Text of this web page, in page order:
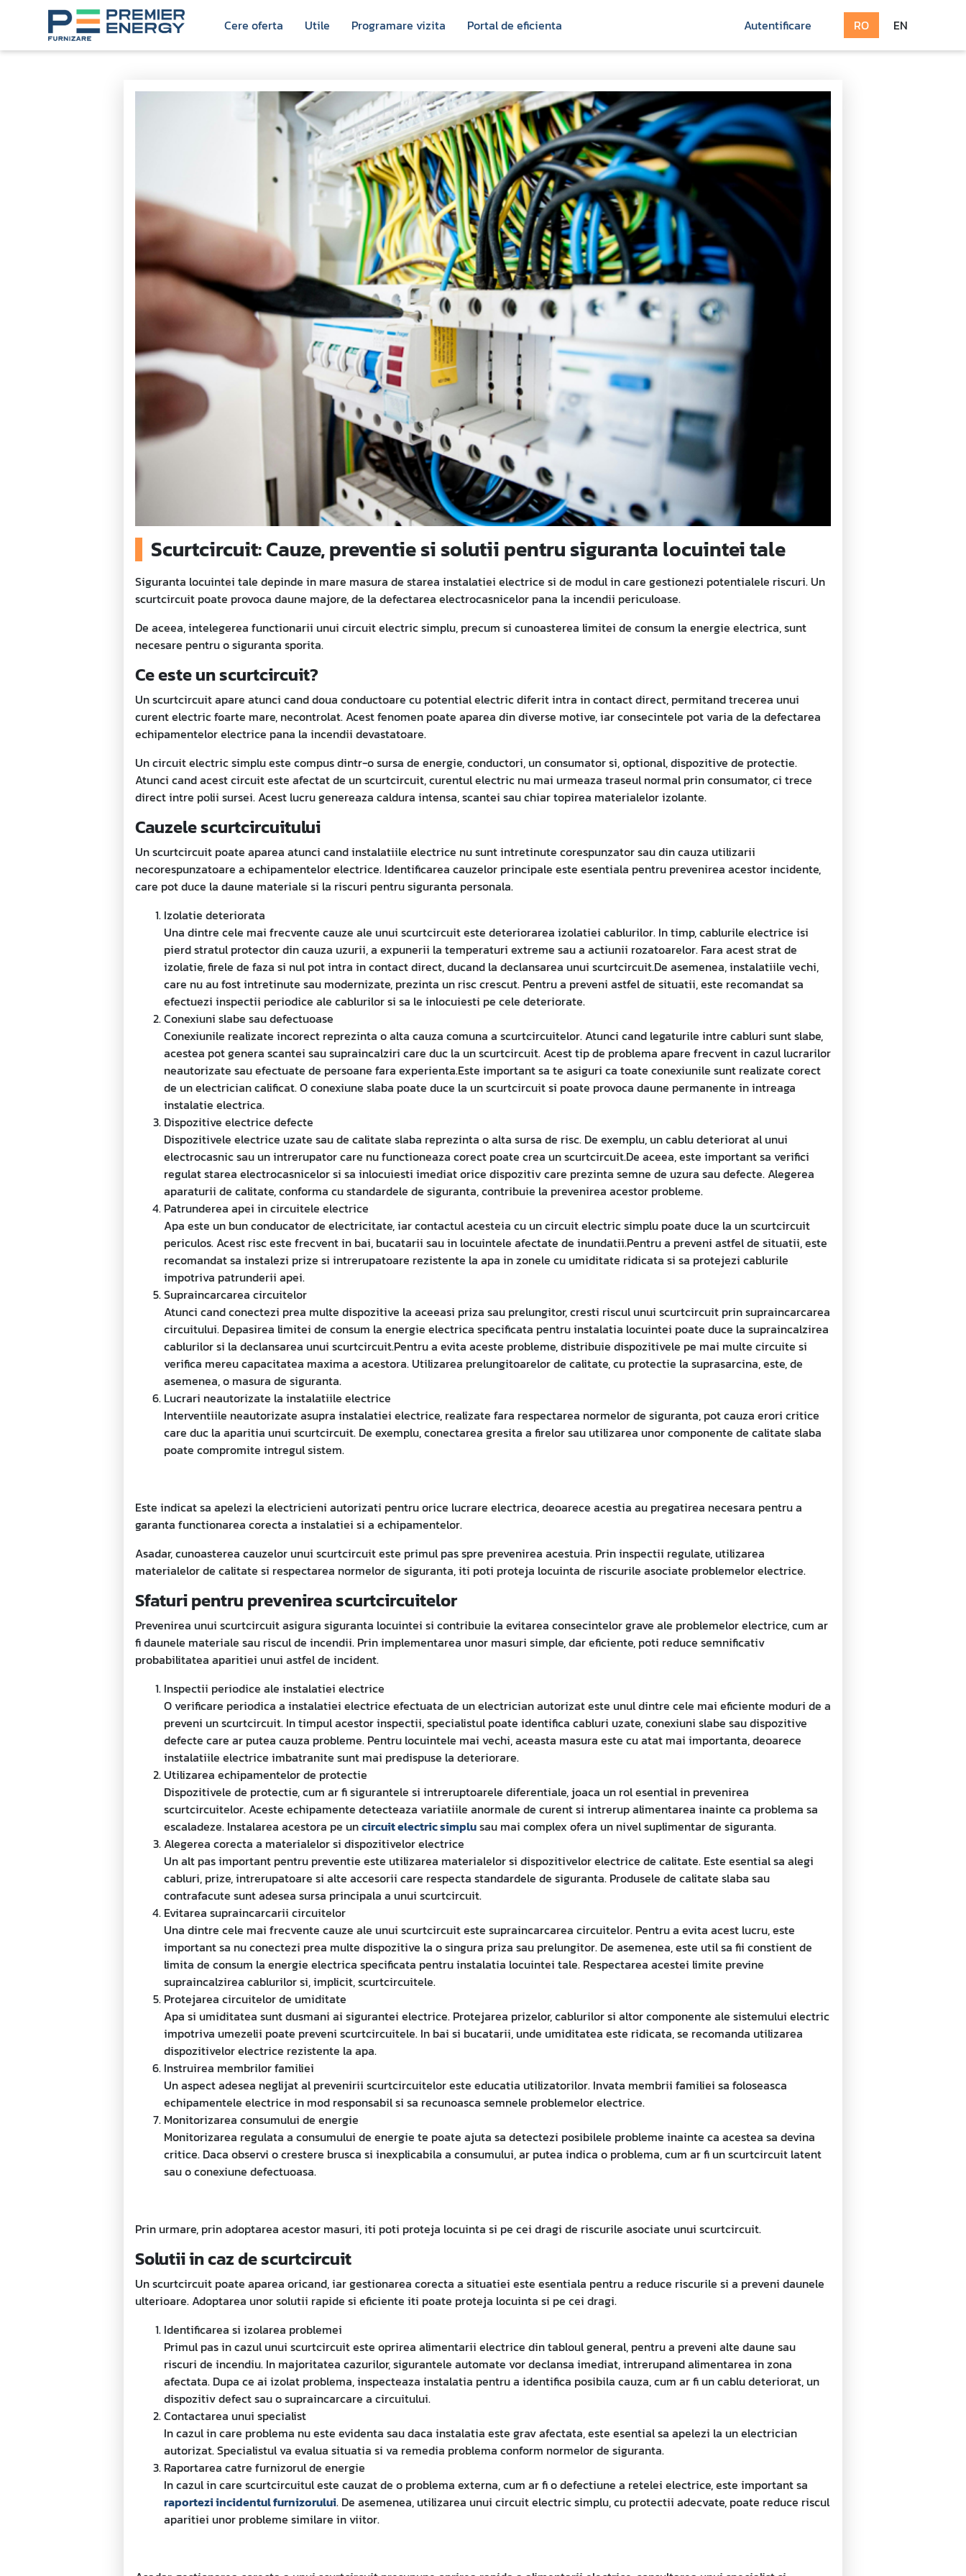
Sari la continut
Cere oferta Utile Programare vizita Portal de eficienta Autentificare RO EN
Detalii articol - Main
Scurtcircuit: Cauze, preventie si solutii pentru siguranta locuintei tale
Siguranta locuintei tale depinde in mare masura de starea instalatiei electrice si de modul in care gestionezi potentialele riscuri. Un
scurtcircuit poate provoca daune majore, de la defectarea electrocasnicelor pana la incendii periculoase.
De aceea, intelegerea functionarii unui circuit electric simplu, precum si cunoasterea limitei de consum la energie electrica, sunt
necesare pentru o siguranta sporita.
Ce este un scurtcircuit?
Un scurtcircuit apare atunci cand doua conductoare cu potential electric diferit intra in contact direct, permitand trecerea unui
curent electric foarte mare, necontrolat. Acest fenomen poate aparea din diverse motive, iar consecintele pot varia de la defectarea
echipamentelor electrice pana la incendii devastatoare.
Un circuit electric simplu este compus dintr-o sursa de energie, conductori, un consumator si, optional, dispozitive de protectie.
Atunci cand acest circuit este afectat de un scurtcircuit, curentul electric nu mai urmeaza traseul normal prin consumator, ci trece
direct intre polii sursei. Acest lucru genereaza caldura intensa, scantei sau chiar topirea materialelor izolante.
Cauzele scurtcircuitului
Un scurtcircuit poate aparea atunci cand instalatiile electrice nu sunt intretinute corespunzator sau din cauza utilizarii
necorespunzatoare a echipamentelor electrice. Identificarea cauzelor principale este esentiala pentru prevenirea acestor incidente,
care pot duce la daune materiale si la riscuri pentru siguranta personala.
Izolatie deteriorata
Una dintre cele mai frecvente cauze ale unui scurtcircuit este deteriorarea izolatiei cablurilor. In timp, cablurile electrice isi
pierd stratul protector din cauza uzurii, a expunerii la temperaturi extreme sau a actiunii rozatoarelor. Fara acest strat de
izolatie, firele de faza si nul pot intra in contact direct, ducand la declansarea unui scurtcircuit.De asemenea, instalatiile vechi,
care nu au fost intretinute sau modernizate, prezinta un risc crescut. Pentru a preveni astfel de situatii, este recomandat sa
efectuezi inspectii periodice ale cablurilor si sa le inlocuiesti pe cele deteriorate.
Conexiuni slabe sau defectuoase
Conexiunile realizate incorect reprezinta o alta cauza comuna a scurtcircuitelor. Atunci cand legaturile intre cabluri sunt slabe,
acestea pot genera scantei sau supraincalziri care duc la un scurtcircuit. Acest tip de problema apare frecvent in cazul lucrarilor
neautorizate sau efectuate de persoane fara experienta.Este important sa te asiguri ca toate conexiunile sunt realizate corect
de un electrician calificat. O conexiune slaba poate duce la un scurtcircuit si poate provoca daune permanente in intreaga
instalatie electrica.
Dispozitive electrice defecte
Dispozitivele electrice uzate sau de calitate slaba reprezinta o alta sursa de risc. De exemplu, un cablu deteriorat al unui
electrocasnic sau un intrerupator care nu functioneaza corect poate crea un scurtcircuit.De aceea, este important sa verifici
regulat starea electrocasnicelor si sa inlocuiesti imediat orice dispozitiv care prezinta semne de uzura sau defecte. Alegerea
aparaturii de calitate, conforma cu standardele de siguranta, contribuie la prevenirea acestor probleme.
Patrunderea apei in circuitele electrice
Apa este un bun conducator de electricitate, iar contactul acesteia cu un circuit electric simplu poate duce la un scurtcircuit
periculos. Acest risc este frecvent in bai, bucatarii sau in locuintele afectate de inundatii.Pentru a preveni astfel de situatii, este
recomandat sa instalezi prize si intrerupatoare rezistente la apa in zonele cu umiditate ridicata si sa protejezi cablurile
impotriva patrunderii apei.
Supraincarcarea circuitelor
Atunci cand conectezi prea multe dispozitive la aceeasi priza sau prelungitor, cresti riscul unui scurtcircuit prin supraincarcarea
circuitului. Depasirea limitei de consum la energie electrica specificata pentru instalatia locuintei poate duce la supraincalzirea
cablurilor si la declansarea unui scurtcircuit.Pentru a evita aceste probleme, distribuie dispozitivele pe mai multe circuite si
verifica mereu capacitatea maxima a acestora. Utilizarea prelungitoarelor de calitate, cu protectie la suprasarcina, este, de
asemenea, o masura de siguranta.
Lucrari neautorizate la instalatiile electrice
Interventiile neautorizate asupra instalatiei electrice, realizate fara respectarea normelor de siguranta, pot cauza erori critice
care duc la aparitia unui scurtcircuit. De exemplu, conectarea gresita a firelor sau utilizarea unor componente de calitate slaba
poate compromite intregul sistem.
Este indicat sa apelezi la electricieni autorizati pentru orice lucrare electrica, deoarece acestia au pregatirea necesara pentru a
garanta functionarea corecta a instalatiei si a echipamentelor.
Asadar, cunoasterea cauzelor unui scurtcircuit este primul pas spre prevenirea acestuia. Prin inspectii regulate, utilizarea
materialelor de calitate si respectarea normelor de siguranta, iti poti proteja locuinta de riscurile asociate problemelor electrice.
Sfaturi pentru prevenirea scurtcircuitelor
Prevenirea unui scurtcircuit asigura siguranta locuintei si contribuie la evitarea consecintelor grave ale problemelor electrice, cum ar
fi daunele materiale sau riscul de incendii. Prin implementarea unor masuri simple, dar eficiente, poti reduce semnificativ
probabilitatea aparitiei unui astfel de incident.
Inspectii periodice ale instalatiei electrice
O verificare periodica a instalatiei electrice efectuata de un electrician autorizat este unul dintre cele mai eficiente moduri de a
preveni un scurtcircuit. In timpul acestor inspectii, specialistul poate identifica cabluri uzate, conexiuni slabe sau dispozitive
defecte care ar putea cauza probleme. Pentru locuintele mai vechi, aceasta masura este cu atat mai importanta, deoarece
instalatiile electrice imbatranite sunt mai predispuse la deteriorare.
Utilizarea echipamentelor de protectie
Dispozitivele de protectie, cum ar fi sigurantele si intreruptoarele diferentiale, joaca un rol esential in prevenirea
scurtcircuitelor. Aceste echipamente detecteaza variatiile anormale de curent si intrerup alimentarea inainte ca problema sa
escaladeze. Instalarea acestora pe uncircuit electric simplusau mai complex ofera un nivel suplimentar de siguranta.
Alegerea corecta a materialelor si dispozitivelor electrice
Un alt pas important pentru preventie este utilizarea materialelor si dispozitivelor electrice de calitate. Este esential sa alegi
cabluri, prize, intrerupatoare si alte accesorii care respecta standardele de siguranta. Produsele de calitate slaba sau
contrafacute sunt adesea sursa principala a unui scurtcircuit.
Evitarea supraincarcarii circuitelor
Una dintre cele mai frecvente cauze ale unui scurtcircuit este supraincarcarea circuitelor. Pentru a evita acest lucru, este
important sa nu conectezi prea multe dispozitive la o singura priza sau prelungitor. De asemenea, este util sa fii constient de
limita de consum la energie electrica specificata pentru instalatia locuintei tale. Respectarea acestei limite previne
supraincalzirea cablurilor si, implicit, scurtcircuitele.
Protejarea circuitelor de umiditate
Apa si umiditatea sunt dusmani ai sigurantei electrice. Protejarea prizelor, cablurilor si altor componente ale sistemului electric
impotriva umezelii poate preveni scurtcircuitele. In bai si bucatarii, unde umiditatea este ridicata, se recomanda utilizarea
dispozitivelor electrice rezistente la apa.
Instruirea membrilor familiei
Un aspect adesea neglijat al prevenirii scurtcircuitelor este educatia utilizatorilor. Invata membrii familiei sa foloseasca
echipamentele electrice in mod responsabil si sa recunoasca semnele problemelor electrice.
Monitorizarea consumului de energie
Monitorizarea regulata a consumului de energie te poate ajuta sa detectezi posibilele probleme inainte ca acestea sa devina
critice. Daca observi o crestere brusca si inexplicabila a consumului, ar putea indica o problema, cum ar fi un scurtcircuit latent
sau o conexiune defectuoasa.
Prin urmare, prin adoptarea acestor masuri, iti poti proteja locuinta si pe cei dragi de riscurile asociate unui scurtcircuit.
Solutii in caz de scurtcircuit
Un scurtcircuit poate aparea oricand, iar gestionarea corecta a situatiei este esentiala pentru a reduce riscurile si a preveni daunele
ulterioare. Adoptarea unor solutii rapide si eficiente iti poate proteja locuinta si pe cei dragi.
Identificarea si izolarea problemei
Primul pas in cazul unui scurtcircuit este oprirea alimentarii electrice din tabloul general, pentru a preveni alte daune sau
riscuri de incendiu. In majoritatea cazurilor, sigurantele automate vor declansa imediat, intrerupand alimentarea in zona
afectata. Dupa ce ai izolat problema, inspecteaza instalatia pentru a identifica posibila cauza, cum ar fi un cablu deteriorat, un
dispozitiv defect sau o supraincarcare a circuitului.
Contactarea unui specialist
In cazul in care problema nu este evidenta sau daca instalatia este grav afectata, este esential sa apelezi la un electrician
autorizat. Specialistul va evalua situatia si va remedia problema conform normelor de siguranta.
Raportarea catre furnizorul de energie
In cazul in care scurtcircuitul este cauzat de o problema externa, cum ar fi o defectiune a retelei electrice, este important sa
raportezi incidentul furnizorului. De asemenea, utilizarea unui circuit electric simplu, cu protectii adecvate, poate reduce riscul
aparitiei unor probleme similare in viitor.